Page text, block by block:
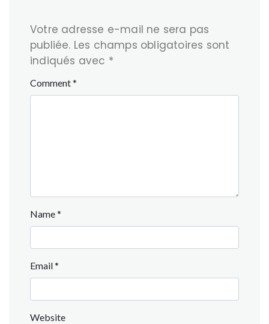
Votre adresse e-mail ne sera pas
publiée. Les champs obligatoires sont
indiqués avec *
Comment*
Name*
Email*
Website